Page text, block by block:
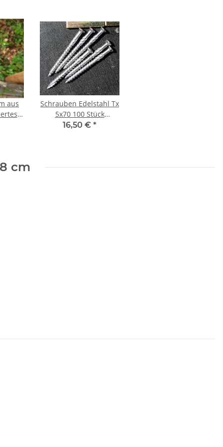
aus
Schrauben Edelstahl Tx
5x70 100 Stück
Terrassenschrauben
16,50 € *
cm